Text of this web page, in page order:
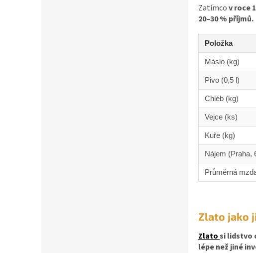
Zatímcov roce
20–30 % příjmů.
Položka
Máslo (kg)
Pivo (0,5 l)
Chléb (kg)
Vejce (ks)
Kuře (kg)
Nájem (Praha,
Průměrná
Zlato jako
Zlatosi lidstvo
lépe než jiné